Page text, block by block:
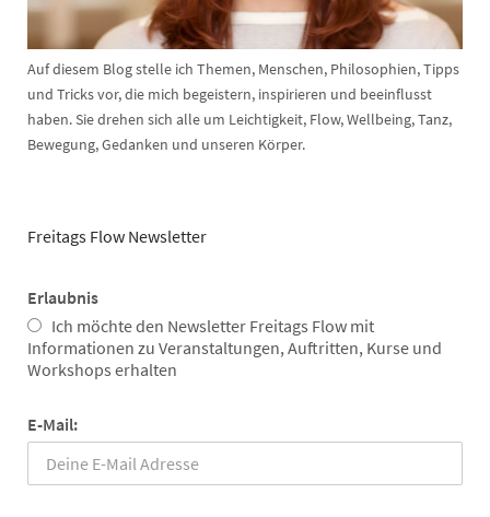
Auf diesem Blog stelle ich Themen, Menschen, Philosophien, Tipps
und Tricks vor, die mich begeistern, inspirieren und beeinflusst
haben. Sie drehen sich alle um Leichtigkeit, Flow, Wellbeing, Tanz,
Bewegung, Gedanken und unseren Körper.
Freitags Flow Newsletter
Erlaubnis
Ich möchte den Newsletter Freitags Flow mit
Informationen zu Veranstaltungen, Auftritten, Kurse und
Workshops erhalten
E-Mail: